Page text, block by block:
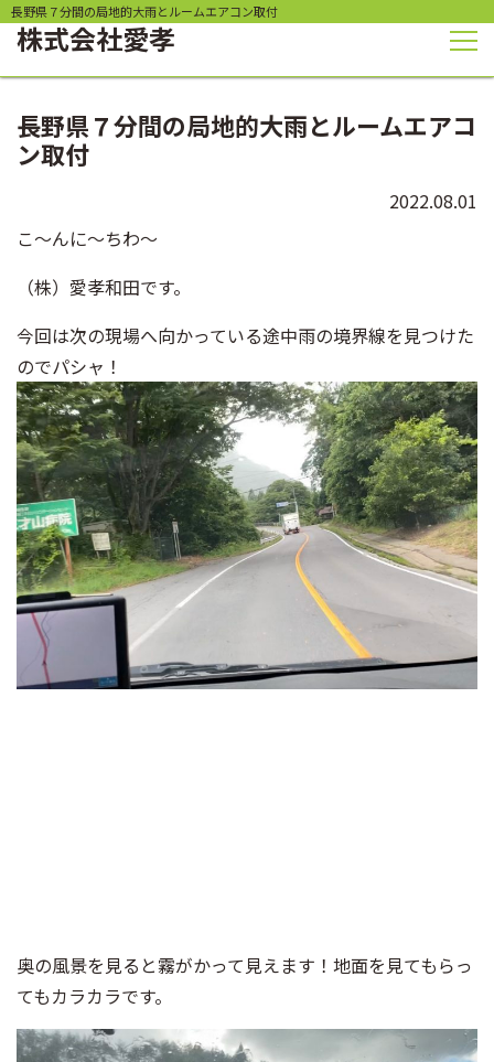
長野県７分間の局地的大雨とルームエアコン取付
株式会社愛孝
長野県７分間の局地的大雨とルームエアコ
ン取付
2022.08.01
こ〜んに〜ちわ〜
（株）愛孝和田です。
今回は次の現場へ向かっている途中雨の境界線を見つけた
のでパシャ！
奥の風景を見ると霧がかって見えます！地面を見てもらっ
てもカラカラです。